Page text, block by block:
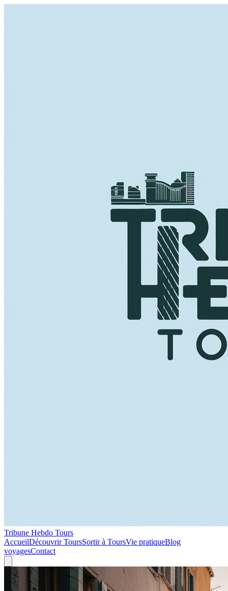
Tribune Hebdo Tours
AccueilDécouvrir ToursSortir à ToursVie pratiqueBlog
voyagesContact